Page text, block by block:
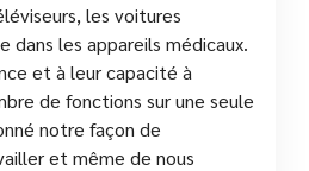
les voitures
les appareils médicaux.
et à leur capacité à
de fonctions sur une seule
notre façon de
et même de nous